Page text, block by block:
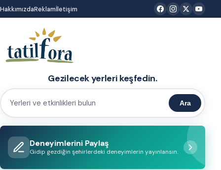
İçeriğe
atla
HakkımızdaReklamİletişim
Gezilecek yerleri keşfedin.
Yerleri
etkinlikleri
bulun
Ara
Deneyimlerini Paylaş
Gidip gezdiğin şehirlerdeki deneyimlerin yayınlansın.